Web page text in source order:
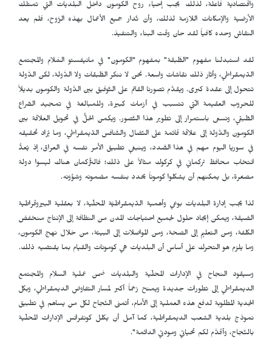
واقتصادية فاعلة، لذلك يجب إحياء روح الكومون داخل البلديات التي تمتلك
الأرضية والإمكانات اللازمة لذلك، وأنْ تُدار جميع الأعمال بهذه الرَّوح، فلم يعد
النقاش وحده كافياً لقد حان وقت البناء والتنفيذ.
لقد استبدلنا مفهوم "الطَّبقة" بمفهوم "الكومون" في مانيفستو السَّلام والمجتمع
الدّيمقراطي، وأثار ذلك نقاشات واسعة. نحن لا ننكر الطَّبقات ولا الدَّولة، لكن الدَّولة
تتحول إلى عقدة كبرى. ويقدَّم تصورنا القائم على التَّوفيق بين الدَّولة والكومون بديلاً
للحروب العقيمة الّتي تتسبب في أزمات كبيرة، وللمبالغة في تمجيد الصّراع
الطّبقي، ونسعى باستمرار إلى تطوير هذا التَّصور. ويكمن الحلُّ في تحويل العلاقة بين
الكومون والدَّولة إلى علاقة قائمة على النّضال والتَّنافس الدّيمقراطي، وما يُراد تحقيقه
في سوريا اليوم مهم في هذا الصَّدد، وينبغي تطبيق الأمر نفسه في العراق، إذ يُعدُّ
انتخاب محافظ تركماني في كركوك مثالاً على ذلك؛ فالتُّركمان هناك ليسوا دولة
مصغرة، بل يمكنهم أنْ يشكلوا كوموناً يحدد بنفسه مضمونه وشؤونه.
لذا يجب إدارة البلديات بوعي وأهمية الدّيمقراطيَّة المحلّية، لا بعقلية البيروقراطية
الضيقة، ويمكن إيجاد حلول لجميع احتياجات المدن من النظافة إلى الإنتاج منخفض
الكلفة، ومن التعليم إلى الصحة، ومن المواصلات إلى البيئة، من خلال نهج الكومون،
وما يلزم هو التحرك على أساس أن البلديات هي كومونات والقيام بما يقتضيه ذلك.
وسيقود النجاح في الإدارات المحلّية والبلديات ضمن عملية السلام والمجتمع
الديمقراطي إلى تطورات جديدة ويمنح زخماً أكبر لمسار التفاوض الديمقراطي، وبكل
الجدية المطلوبة لدفع هذه العملية إلى الأمام، أتمنى النَّجاح لكل من يساهم في تطبيق
نموذج بلدية الشعب الديمقراطية، كما آمل أن يكلل كونفرانس الإدارات المحلّية
بالنَّجاح، وأقدَّم لكم تحياتي ومودتي الدائمة".